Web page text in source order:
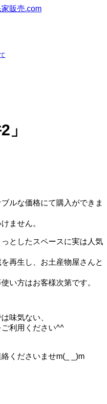
ルな価格にて購入ができま
ません。
としたスペースに実は人気
再生し、お土産物屋さんと
い方はお客様次第です。
味気ない、
利用ください^^
くださいませm(_ _)m